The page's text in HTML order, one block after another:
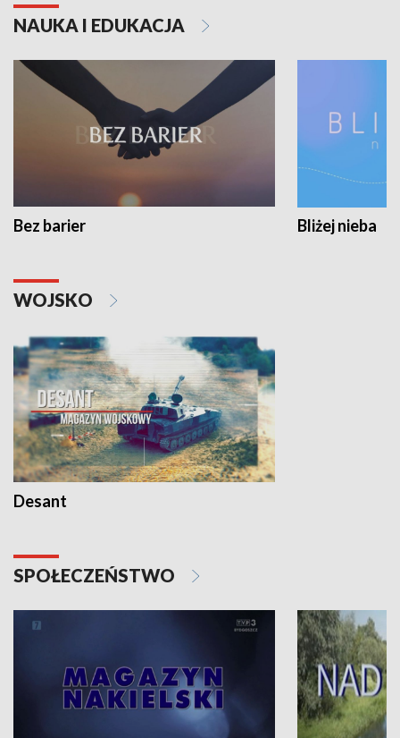
NAUKA I EDUKACJA
Bez barier Bliżej nieba
WOJSKO
Desant
SPOŁECZEŃSTWO